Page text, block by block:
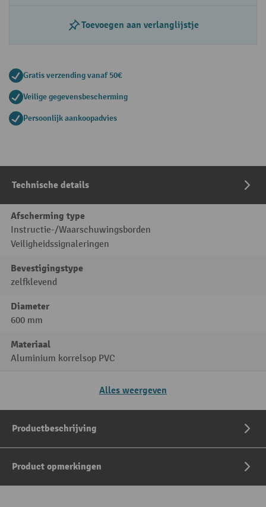
Toevoegen aan verlanglijstje
Gratis verzending vanaf 50€
Veilige gegevensbescherming
Persoonlijk aankoopadvies
Technische details
Afscherming type
Instructie-/Waarschuwingsborden
Veiligheidssignaleringen
Bevestigingstype
zelfklevend
Diameter
600 mm
Materiaal
Aluminium korrelsop PVC
Alles weergeven
Productbeschrijving
Product opmerkingen